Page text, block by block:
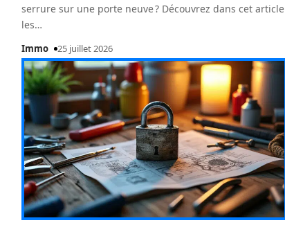
serrure sur une porte neuve ? Découvrez dans cet article
les…
Immo 25 juillet 2026